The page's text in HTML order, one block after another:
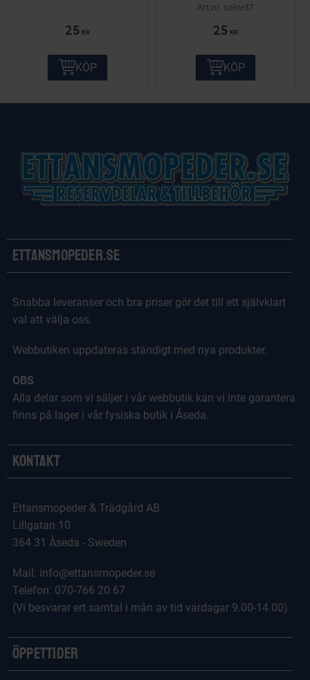
25 KR
KÖP
solnr37
25 KR
KÖP
Ettansmopeder.se
Snabba leveranser och bra priser gör det till ett självklart
val att välja oss.
Webbutiken uppdateras ständigt med nya produkter.
OBS
Alla delar som vi säljer i vår webbutik kan vi inte garantera
finns på lager i vår fysiska butik i Åseda.
Kontakt
Ettansmopeder & Trädgård AB
Lillgatan 10
364 31 Åseda - Sweden
Mail: info@ettansmopeder.se
Telefon: 070-766 20 67
(Vi besvarar ert samtal i mån av tid vardagar 9.00-14.00)
Öppettider